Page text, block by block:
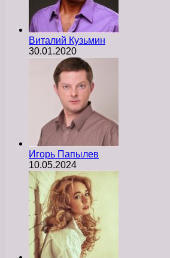
Виталий Кузьмин
30.01.2020
Игорь Папылев
10.05.2024